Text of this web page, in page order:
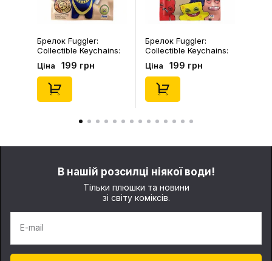
Брелок Fuggler:
Collectible Keychains:
Series 2 (Blind Box: 1 з
46), (15475)
Ціна 199 грн
Шкарпетки Noskar:
Шкарпетки Noskar:
Пацюки: «Ля Ти
Криса» (короткі) (р.
41-46), (91679)
Ціна 125 грн
В нашій розсилці ніякої води!
Тільки плюшки та новини
зі світу коміксів.
E-mail